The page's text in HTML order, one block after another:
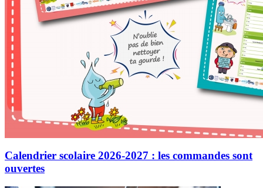
Calendrier scolaire 2026-2027 : les commandes sont
ouvertes